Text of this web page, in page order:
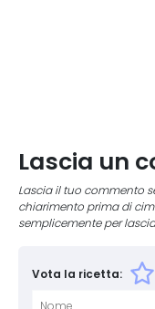
Lascia un
Lascia il tuo commento
chiarimento prima di
semplicemente per
Vota la ricetta: